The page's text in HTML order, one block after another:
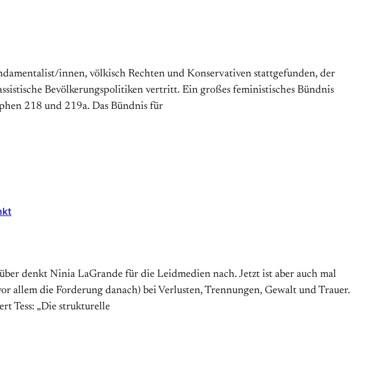
innen, völkisch Rechten und Konservativen stattgefunden, der
Bevölkerungspolitiken vertritt. Ein großes feministisches Bündnis
218 und 219a. Das Bündnis für
denkt Ninia LaGrande für die Leidmedien nach. Jetzt ist aber auch mal
allem die Forderung danach) bei Verlusten, Trennungen, Gewalt und Trauer.
Tess: „Die strukturelle